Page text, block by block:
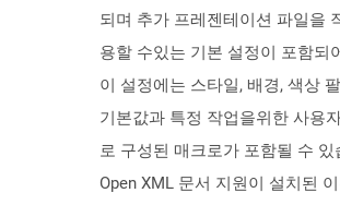
되며 추가 프레젠테이션 파일을
용할 수있는 기본 설정이 포함되
이 설정에는 스타일, 배경, 색상
기본값과 특정 작업을위한 사용
로 구성된 매크로가 포함될 수 있
Open XML 문서 지원이 설치된